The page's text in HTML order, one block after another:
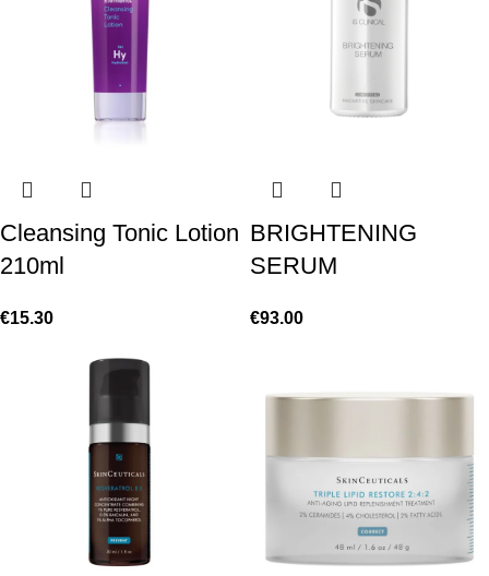
Cleansing Tonic Lotion
210ml
€15.30
BRIGHTENING
SERUM
€93.00